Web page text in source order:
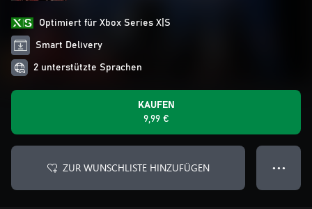
Optimiert für Xbox Series X|S
Smart Delivery
2 unterstützte Sprachen
KAUFEN
9,99 €
ZUR WUNSCHLISTE HINZUFÜGEN ● ● ●